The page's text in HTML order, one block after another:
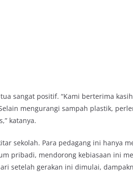
sangat positif. “Kami berterima
mengurangi sampah plastik,
katanya.
sekolah. Para pedagang ini hanya
pribadi, mendorong kebiasaan ini
setelah gerakan ini dimulai,